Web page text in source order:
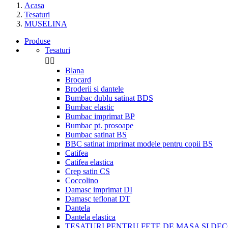
Acasa
Tesaturi
MUSELINA
Produse
Tesaturi
 
Blana
Brocard
Broderii si dantele
Bumbac dublu satinat BDS
Bumbac elastic
Bumbac imprimat BP
Bumbac pt. prosoape
Bumbac satinat BS
BBC satinat imprimat modele pentru copii BS
Catifea
Catifea elastica
Crep satin CS
Coccolino
Damasc imprimat DI
Damasc teflonat DT
Dantela
Dantela elastica
TESATURI PENTRU FETE DE MASA SI